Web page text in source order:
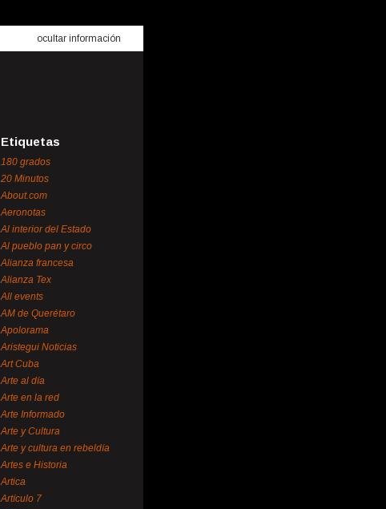
ocultar información
Etiquetas
180 grados
20 Minutos
About.com
Aeronotas
Al interior del Estado
Al pueblo pan y circo
Alianza francesa
Alianza Tex
All events
AM de Querétaro
Apolorama
Aristegui Noticias
Art Cuba
Arte al día
Arte en la red
Arte Informado
Arte y Cultura
Arte y cultura en rebeldía
Artes e Historia
Artica
Artículo 7